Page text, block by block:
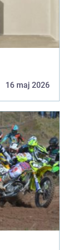
16 maj 2026